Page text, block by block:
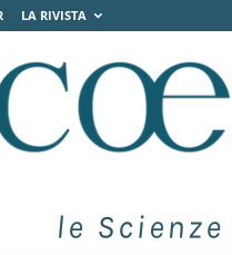
LA RIVISTA